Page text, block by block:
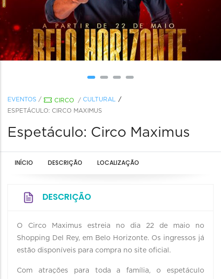
EVENTOS / CIRCO / CULTURAL
ESPETÁCULO: CIRCO MAXIMUS
Espetáculo: Circo Maximus
INÍCIO DESCRIÇÃO LOCALIZAÇÃO
DESCRIÇÃO
O Circo Maximus estreia no dia 22 de maio no
Shopping Del Rey, em Belo Horizonte. Os ingressos já
estão disponíveis para compra no site oficial.
Com atrações para toda a família, o espetáculo